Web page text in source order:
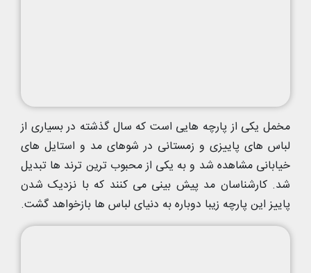
مخمل یکی از پارچه هایی است که سال گذشته در بسیاری از
لباس های پاییزی و زمستانی در شوهای مد و استایل های
خیابانی مشاهده شد و به یکی از محبوب ترین ترند ها تبدیل
شد. کارشناسان مد پیش بینی می کنند که با نزدیک شدن
پاییز این پارچه زیبا دوباره به دنیای لباس ها بازخواهد گشت.